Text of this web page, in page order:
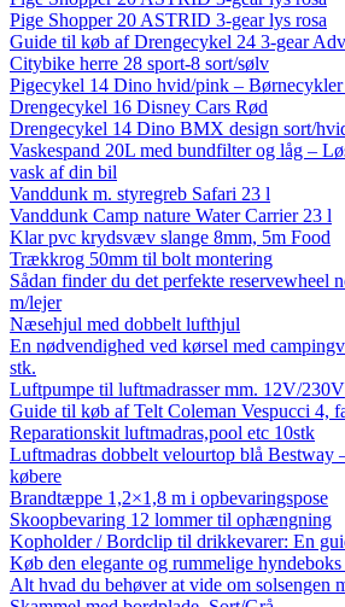
Pige Shopper 20 ASTRID 3-gear lys rosa
Guide til køb af Drengecykel 24 3-gear
Citybike herre 28 sport-8 sort/sølv
Pigecykel 14 Dino hvid/pink – Børnecykler
Drengecykel 16 Disney Cars Rød
Drengecykel 14 Dino BMX design sort/
Vaskespand 20L med bundfilter og låg –
vask af din bil
Vanddunk m. styregreb Safari 23 l
Vanddunk Camp nature Water Carrier 23 l
Klar pvc krydsvæv slange 8mm, 5m Food
Trækkrog 50mm til bolt montering
Sådan finder du det perfekte reservewheel
m/lejer
Næsehjul med dobbelt lufthjul
En nødvendighed ved kørsel med
stk.
Luftpumpe til luftmadrasser mm. 12V/230V
Guide til køb af Telt Coleman Vespucci 4,
Reparationskit luftmadras,pool etc 10stk
Luftmadras dobbelt velourtop blå Bestway
købere
Brandtæppe 1,2×1,8 m i opbevaringspose
Skoopbevaring 12 lommer til ophængning
Kopholder / Bordclip til drikkevarer: En
Køb den elegante og rummelige
Alt hvad du behøver at vide om solsengen